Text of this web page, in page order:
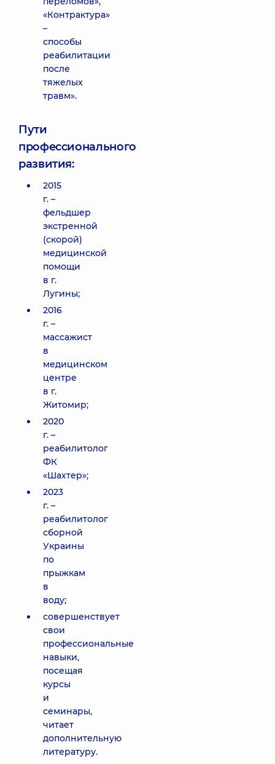
«Контрактура»
–
способы
реабилитации
после
тяжелых
травм».
Пути
профессионального
развития:
2015
г. –
фельдшер
экстренной
(скорой)
медицинской
помощи
в г.
Лугины;
2016
г. –
массажист
в
медицинском
центре
в г.
Житомир;
2020
г. –
реабилитолог
ФК
«Шахтер»;
2023
г. –
реабилитолог
сборной
Украины
по
прыжкам
в
воду;
совершенствует
свои
профессиональные
навыки,
посещая
курсы
и
семинары,
читает
дополнительную
литературу.